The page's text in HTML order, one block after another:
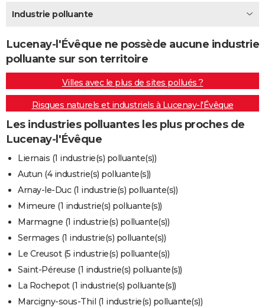
Destinations
City break
Voyage nature
Voyage de noces
Forum
Climat
+PHOTO
GUIDES D'ACHAT
BONS PLANS
CARTE DE VOEUX
Carte de Noël
Carte Bonne année
Carte Saint-Valentin
Carte Pâques
Carte d'anniversaire
DICTIONNAIRE
Dictionnaire
Biographies
Citations
Expressions
Proverbes
PROGRAMME TV
COPAINS D'AVANT
S'inscrire
Se connecter
Lycées
Collèges
Primaires
Universités
Entreprises
Service militaire
Avis de recherche
AVIS DE DÉCÈS
FORUM
Bricolage
Lifestyle
Culture
Sport
Auto
Television
Voyage
Cinema
Industrie polluante
Lucenay-l'Évêque ne possède aucune industrie
polluante sur son territoire
Villes avec le plus de sites pollués ?
Risques naturels et industriels à Lucenay-l'Évêque
Les industries polluantes les plus proches de
Lucenay-l'Évêque
Liernais (1 industrie(s) polluante(s))
Autun (4 industrie(s) polluante(s))
Arnay-le-Duc (1 industrie(s) polluante(s))
Mimeure (1 industrie(s) polluante(s))
Marmagne (1 industrie(s) polluante(s))
Sermages (1 industrie(s) polluante(s))
Le Creusot (5 industrie(s) polluante(s))
Saint-Péreuse (1 industrie(s) polluante(s))
La Rochepot (1 industrie(s) polluante(s))
Marcigny-sous-Thil (1 industrie(s) polluante(s))